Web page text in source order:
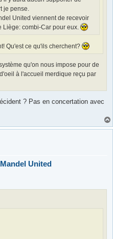
je pense.
United viennent de recevoir
Liège: combi-Car pour eux.
Qu'est ce qu'ils cherchent?
qu'on nous impose pour de
à l'accueil merdique reçu par
? Pas en concertation avec
United